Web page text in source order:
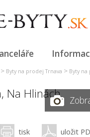
> Byty na prodej Trnava > Byty na
, Na Hlinách
tisk uložit